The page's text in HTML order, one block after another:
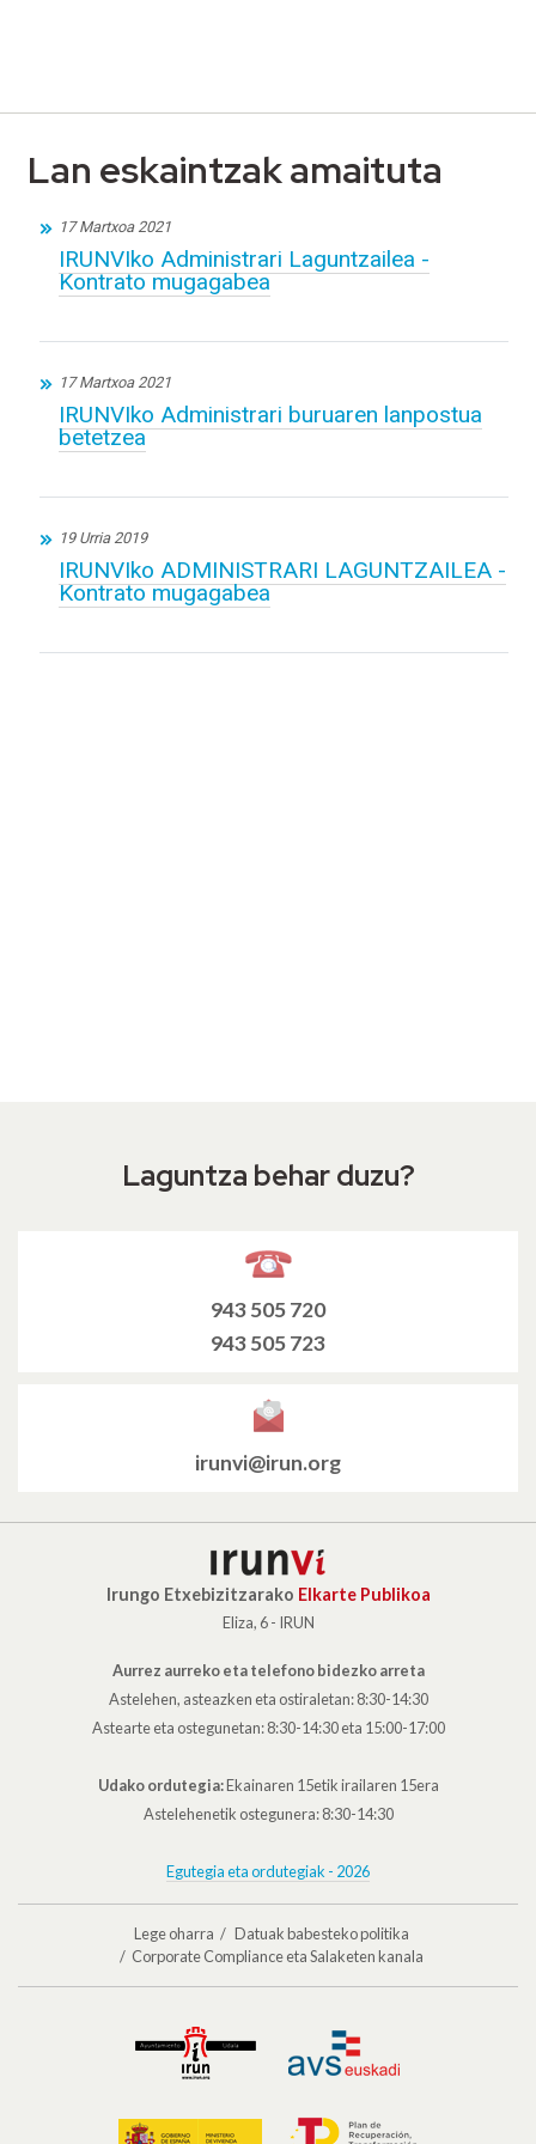
Lan eskaintzak amaituta
17 Martxoa 2021
IRUNVIko Administrari Laguntzailea -
Kontrato mugagabea
17 Martxoa 2021
IRUNVIko Administrari buruaren lanpostua
betetzea
19 Urria 2019
IRUNVIko ADMINISTRARI LAGUNTZAILEA -
Kontrato mugagabea
Irungo Etxebizitzarako Elkarte Publikoa
Eliza, 6 - IRUN
Aurrez aurreko eta telefono bidezko arreta
Astelehen, asteazken eta ostiraletan: 8:30-14:30
Astearte eta ostegunetan: 8:30-14:30 eta 15:00-17:00
Udako ordutegia:Ekainaren 15etik irailaren 15era
Astelehenetik ostegunera: 8:30-14:30
Egutegia eta ordutegiak - 2026
Laguntza behar duzu?
943 505 720
943 505 723
irunvi@irun.org
Lege oharra
Datuak babesteko politika
Corporate Compliance eta Salaketen kanala